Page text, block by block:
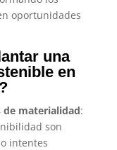
oportunidades
una
en
de materialidad:
son
intentes